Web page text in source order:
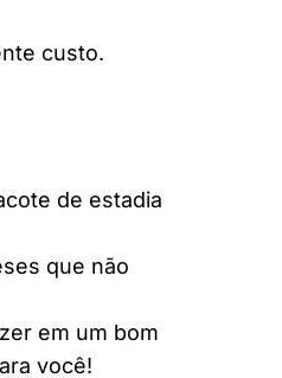
custo.
de estadia
que não
em um bom
você!